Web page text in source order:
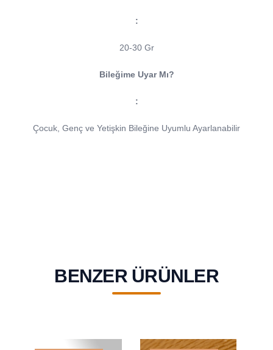
:
20-30 Gr
Bileğime Uyar Mı?
:
Çocuk, Genç ve Yetişkin Bileğine Uyumlu Ayarlanabilir
BENZER ÜRÜNLER